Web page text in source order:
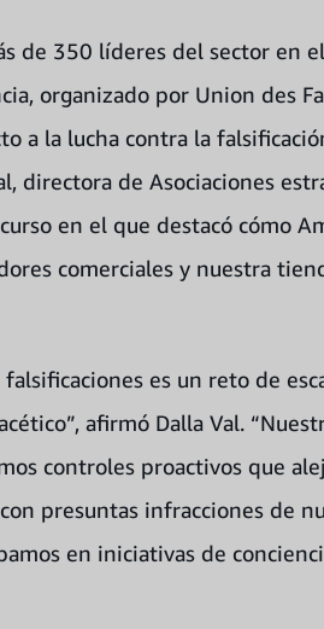
de 350 líderes del sector en
organizado por Union des
a la lucha contra la
directora de Asociaciones
en el que destacó cómo
comerciales y nuestra
es un reto de
afirmó Dalla Val.
controles proactivos que
presuntas infracciones de
en iniciativas de